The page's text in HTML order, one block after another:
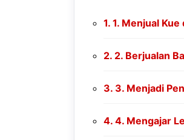
1. Menjual Kue
2. Berjualan
3. Menjadi
4. Mengajar